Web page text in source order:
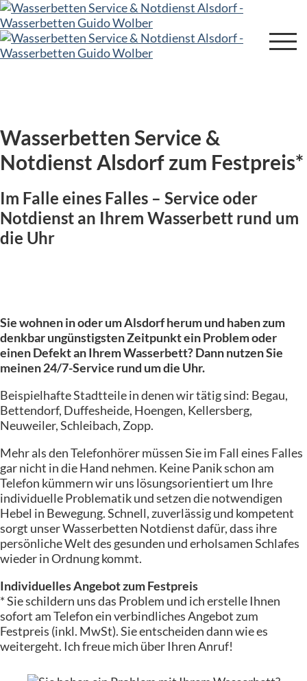
Wasserbetten Service &
Notdienst Alsdorf zum Festpreis*
Im Falle eines Falles – Service oder
Notdienst an Ihrem Wasserbett rund um
die Uhr
Sie wohnen in oder um Alsdorf herum und haben zum
denkbar ungünstigsten Zeitpunkt ein Problem oder
einen Defekt an Ihrem Wasserbett? Dann nutzen Sie
meinen 24/7-Service rund um die Uhr.
Beispielhafte Stadtteile in denen wir tätig sind: Begau,
Bettendorf, Duffesheide, Hoengen, Kellersberg,
Neuweiler, Schleibach, Zopp.
Mehr als den Telefonhörer müssen Sie im Fall eines Falles
gar nicht in die Hand nehmen. Keine Panik schon am
Telefon kümmern wir uns lösungsorientiert um Ihre
individuelle Problematik und setzen die notwendigen
Hebel in Bewegung. Schnell, zuverlässig und kompetent
sorgt unser Wasserbetten Notdienst dafür, dass ihre
persönliche Welt des gesunden und erholsamen Schlafes
wieder in Ordnung kommt.
Individuelles Angebot zum Festpreis
* Sie schildern uns das Problem und ich erstelle Ihnen
sofort am Telefon ein verbindliches Angebot zum
Festpreis (inkl. MwSt). Sie entscheiden dann wie es
weitergeht. Ich freue mich über Ihren Anruf!